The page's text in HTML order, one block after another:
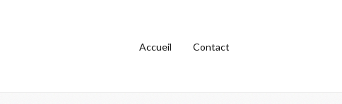
Accueil Contact